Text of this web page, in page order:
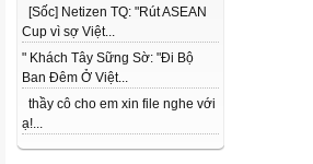
[Sốc] Netizen TQ: "Rút ASEAN
Cup vì sợ Việt...
" Khách Tây Sững Sờ: "Đi Bộ
Ban Đêm Ở Việt...
thầy cô cho em xin file nghe với
ạ!...